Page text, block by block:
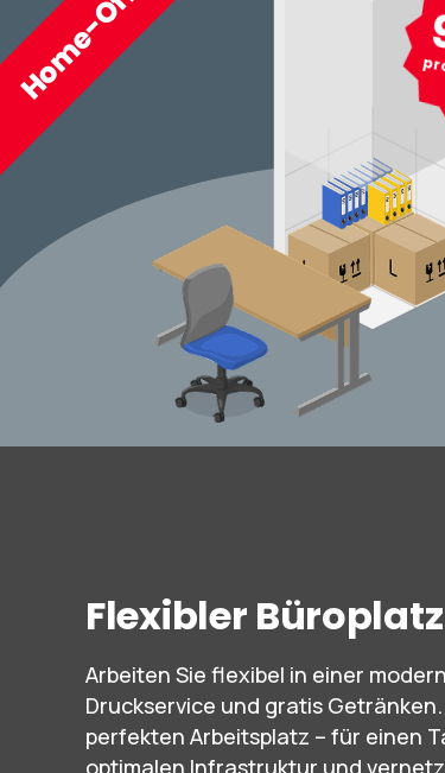
Flexibler
Arbeiten Sie flexibel in einer
Druckservice und gratis
perfekten Arbeitsplatz – für einen
optimalen Infrastruktur und